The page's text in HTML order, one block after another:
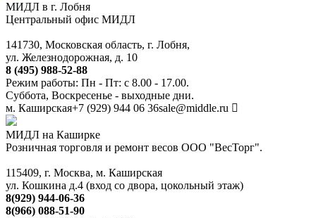
МИДЛ в г. Лобня
Центральный офис МИДЛ
141730, Московская область, г. Лобня,
ул. Железнодорожная, д. 10
8 (495) 988-52-88
Режим работы: Пн - Пт: с 8.00 - 17.00.
Суббота, Воскресенье - выходные дни.
м. Каширская+7 (929) 944 06 36sale@middle.ru
МИДЛ на Каширке
Розничная торговля и ремонт весов ООО "ВесТорг".
115409, г. Москва, м. Каширская
ул. Кошкина д.4 (вход со двора, цокольный этаж)
8(929) 944-06-36
8(966) 088-51-90